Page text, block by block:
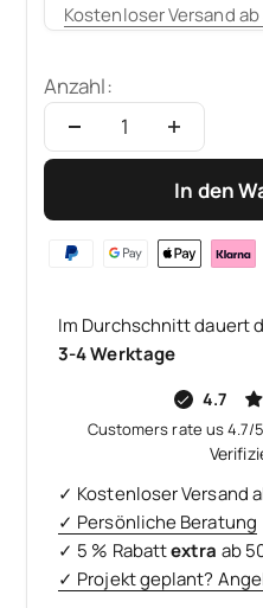
Kostenloser Versand
Anzahl:
In den
Im Durchschnitt dauert
3-4 Werktage
4.7
Customers rate us 4.7/
✓ Kostenloser Versand
✓ Persönliche Beratung
✓ 5 % Rabattextra ab
✓ Projekt geplant?